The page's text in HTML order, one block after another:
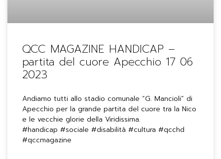
QCC MAGAZINE HANDICAP –
partita del cuore Apecchio 17 06
2023
Andiamo tutti allo stadio comunale “G. Mancioli” di
Apecchio per la grande partita del cuore tra la Nico
e le vecchie glorie della Viridissima.
#handicap #sociale #disabilità #cultura #qcchd
#qccmagazine